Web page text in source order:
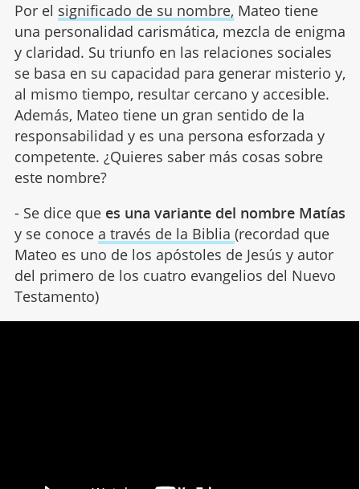
Por el significado de su nombre, Mateo tiene
una personalidad carismática, mezcla de enigma
y claridad. Su triunfo en las relaciones sociales
se basa en su capacidad para generar misterio y,
al mismo tiempo, resultar cercano y accesible.
Además, Mateo tiene un gran sentido de la
responsabilidad y es una persona esforzada y
competente. ¿Quieres saber más cosas sobre
este nombre?
- Se dice que es una variante del nombre Matías
y se conoce a través de la Biblia (recordad que
Mateo es uno de los apóstoles de Jesús y autor
del primero de los cuatro evangelios del Nuevo
Testamento)